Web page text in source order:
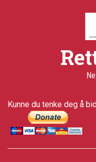
Kunne du tenke deg å